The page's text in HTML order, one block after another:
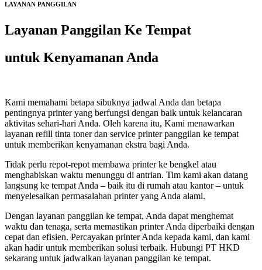
LAYANAN PANGGILAN
Layanan Panggilan Ke Tempat
untuk Kenyamanan Anda
Kami memahami betapa sibuknya jadwal Anda dan betapa
pentingnya printer yang berfungsi dengan baik untuk kelancaran
aktivitas sehari-hari Anda. Oleh karena itu, Kami menawarkan
layanan refill tinta toner dan service printer panggilan ke tempat
untuk memberikan kenyamanan ekstra bagi Anda.
Tidak perlu repot-repot membawa printer ke bengkel atau
menghabiskan waktu menunggu di antrian. Tim kami akan datang
langsung ke tempat Anda – baik itu di rumah atau kantor – untuk
menyelesaikan permasalahan printer yang Anda alami.
Dengan layanan panggilan ke tempat, Anda dapat menghemat
waktu dan tenaga, serta memastikan printer Anda diperbaiki dengan
cepat dan efisien. Percayakan printer Anda kepada kami, dan kami
akan hadir untuk memberikan solusi terbaik. Hubungi PT HKD
sekarang untuk jadwalkan layanan panggilan ke tempat.